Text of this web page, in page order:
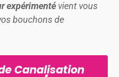
expérimenté vient vous
bouchons de
Canalisation